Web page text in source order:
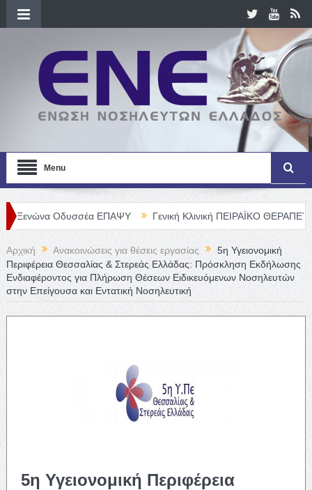
Menu
Οδυσσέα ΕΠΑΨΥ Γενική Κλινική ΠΕΙΡΑΪΚΟ ΘΕΡΑΠΕΥΤΗΡΙΟ Α.
Αρχική Ανακοινώσεις για θέσεις εργασίας
5η Υγειονομική
Περιφέρεια Θεσσαλίας & Στερεάς Ελλάδας: Πρόσκληση Εκδήλωσης
Ενδιαφέροντος για Πλήρωση Θέσεων Ειδικευόμενων Νοσηλευτών
στην Επείγουσα και Εντατική Νοσηλευτική
5η Υγειονομική Περιφέρεια